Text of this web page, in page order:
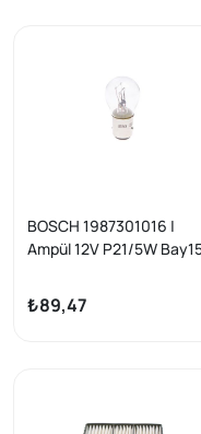
BOSCH 1987301016 |
Ampül 12V P21/5W
₺89,47